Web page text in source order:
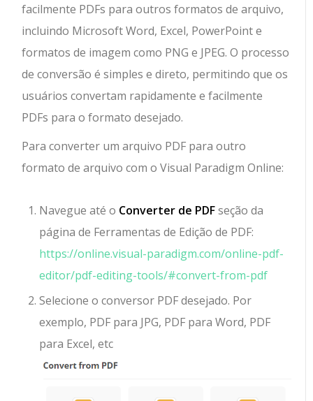
facilmente PDFs para outros formatos de arquivo,
incluindo Microsoft Word, Excel, PowerPoint e
formatos de imagem como PNG e JPEG. O processo
de conversão é simples e direto, permitindo que os
usuários convertam rapidamente e facilmente
PDFs para o formato desejado.
Para converter um arquivo PDF para outro
formato de arquivo com o Visual Paradigm Online:
Navegue até o Converter de PDFseção da
página de Ferramentas de Edição de PDF:
https://online.visual-paradigm.com/online-pdf-
editor/pdf-editing-tools/#convert-from-pdf
Selecione o conversor PDF desejado. Por
exemplo, PDF para JPG, PDF para Word, PDF
para Excel, etc